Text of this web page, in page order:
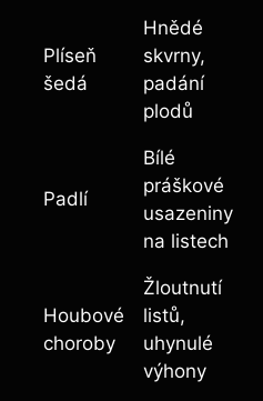
Plíseň
šedá
Hnědé
skvrny,
padání
plodů
Padlí
Bílé
práškové
usazeniny
na listech
Houbové
choroby
Žloutnutí
listů,
uhynulé
výhony